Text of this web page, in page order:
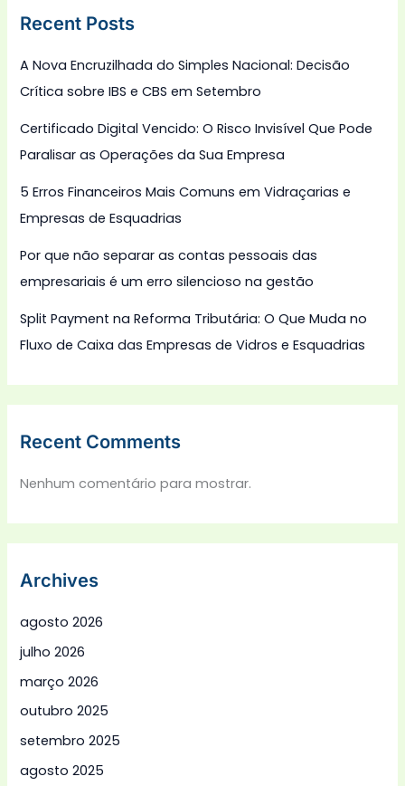
Recent Posts
A Nova Encruzilhada do Simples Nacional: Decisão
Crítica sobre IBS e CBS em Setembro
Certificado Digital Vencido: O Risco Invisível Que Pode
Paralisar as Operações da Sua Empresa
5 Erros Financeiros Mais Comuns em Vidraçarias e
Empresas de Esquadrias
Por que não separar as contas pessoais das
empresariais é um erro silencioso na gestão
Split Payment na Reforma Tributária: O Que Muda no
Fluxo de Caixa das Empresas de Vidros e Esquadrias
Recent Comments
Nenhum comentário para mostrar.
Archives
agosto 2026
julho 2026
março 2026
outubro 2025
setembro 2025
agosto 2025